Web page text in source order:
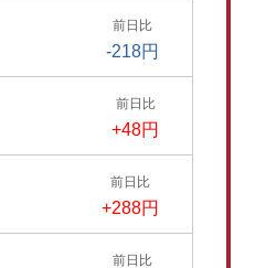
前日比
-218円
前日比
+48円
前日比
+288円
前日比